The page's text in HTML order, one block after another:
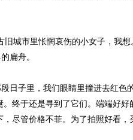
城市里怅惘哀伤的小女子，我
扁舟。
日子里，我们眼睛里撞进去红色
终于还是寻到了它们。端端好
尽管价格不菲。为了拍照好看